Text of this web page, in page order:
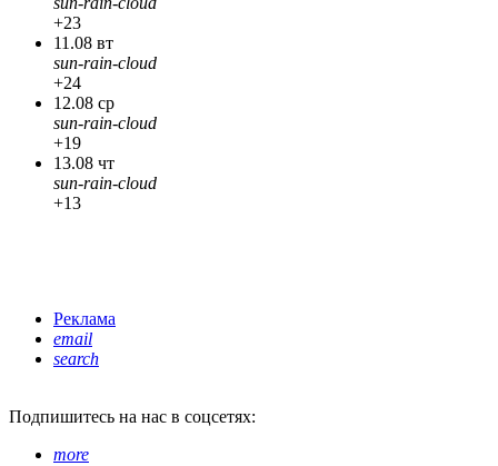
+23
11.08 вт
sun-rain-cloud
+24
12.08 ср
sun-rain-cloud
+19
13.08 чт
sun-rain-cloud
+13
Реклама
email
search
Подпишитесь на нас в соцсетях:
more